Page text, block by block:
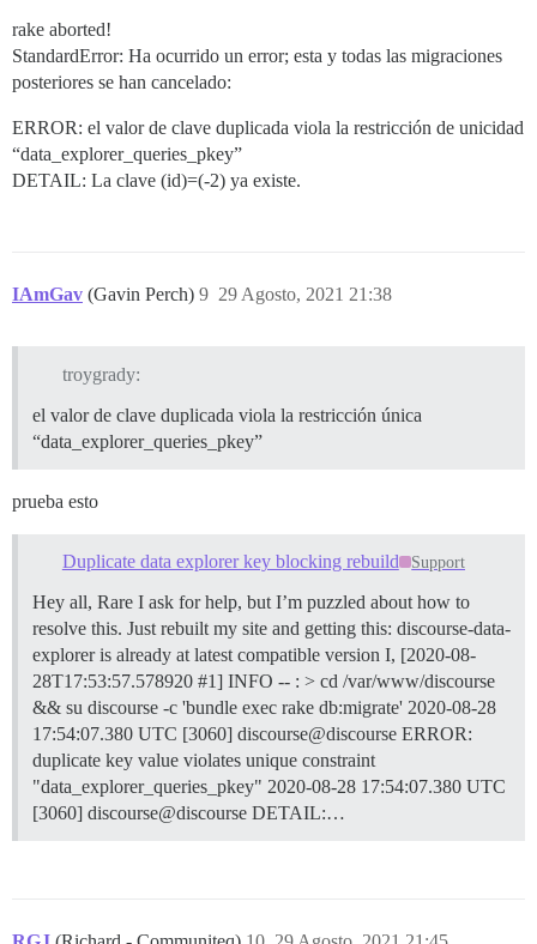
rake aborted!
StandardError: Ha ocurrido un error; esta y todas las migraciones
posteriores se han cancelado:
ERROR: el valor de clave duplicada viola la restricción de unicidad
“data_explorer_queries_pkey”
DETAIL: La clave (id)=(-2) ya existe.
IAmGav (Gavin Perch) 29 Agosto, 2021 21:38
9
troygrady:
el valor de clave duplicada viola la restricción única
“data_explorer_queries_pkey”
prueba esto
Duplicate data explorer key blocking rebuild Support
Hey all, Rare I ask for help, but I’m puzzled about how to
resolve this. Just rebuilt my site and getting this: discourse-data-
explorer is already at latest compatible version I, [2020-08-
28T17:53:57.578920 #1] INFO -- : > cd /var/www/discourse
&& su discourse -c 'bundle exec rake db:migrate' 2020-08-28
17:54:07.380 UTC [3060] discourse@discourse ERROR:
duplicate key value violates unique constraint
"data_explorer_queries_pkey" 2020-08-28 17:54:07.380 UTC
[3060] discourse@discourse DETAIL:…